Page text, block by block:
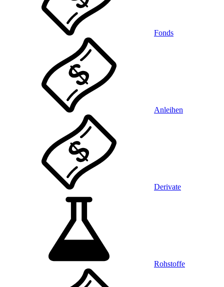
Fonds
Anleihen
Derivate
Rohstoffe